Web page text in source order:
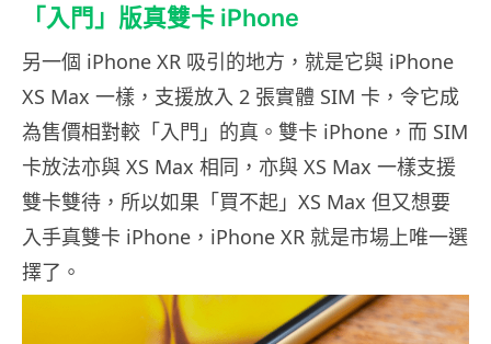
「入門」版真雙卡 iPhone
另一個 iPhone XR 吸引的地方，就是它與 iPhone
XS Max 一樣，支援放入 2 張實體 SIM 卡，令它成
為售價相對較「入門」的真。雙卡 iPhone，而 SIM
卡放法亦與 XS Max 相同，亦與 XS Max 一樣支援
雙卡雙待，所以如果「買不起」XS Max 但又想要
入手真雙卡 iPhone，iPhone XR 就是市場上唯一選
擇了。